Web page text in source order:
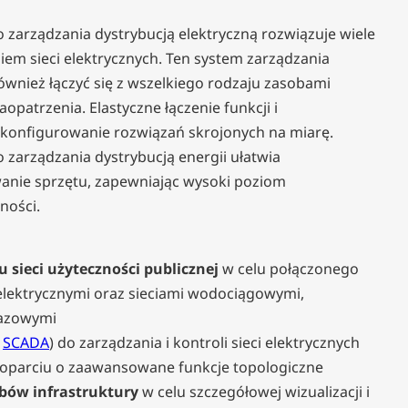
dystrybucją elektryczną rozwiązuje wiele
sieci elektrycznych. Ten system zarządzania
łączyć się z wszelkiego rodzaju zasobami
Elastyczne łączenie funkcji i
rozwiązań skrojonych na miarę.
dystrybucją energii ułatwia
sprzętu, zapewniając wysoki poziom
sieci użyteczności publicznej w celu połączonego
oraz sieciami wodociągowymi,
SCADA) do zarządzania i kontroli sieci elektrycznych
o zaawansowane funkcje topologiczne
infrastrukturyw celu szczegółowej wizualizacji i